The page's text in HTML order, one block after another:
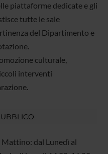
piattaforme dedicate e gli
tutte le sale
del Dipartimento e
culturale,
interventi
Mattino: dal Lunedì al